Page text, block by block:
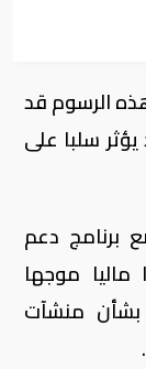
الرسوم قد
سلبا على
دعم
موجها
بشأن منشآت